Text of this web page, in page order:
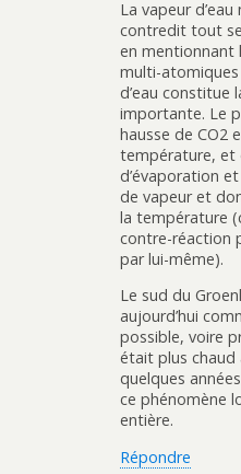
La vapeur d’eau
contredit tout
en mentionnant
multi-
d’eau constitue
importante. Le
hausse de CO2
température, et
d’évaporation
de vapeur et
la température
contre-réaction
par lui-même).
Le sud du
aujourd’hui
possible, voire
était plus chaud
quelques
ce phénomène
entière.
Répondre